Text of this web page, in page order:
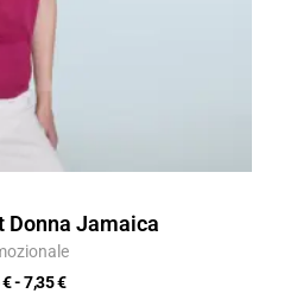
Donna Jamaica
€- 7,35€